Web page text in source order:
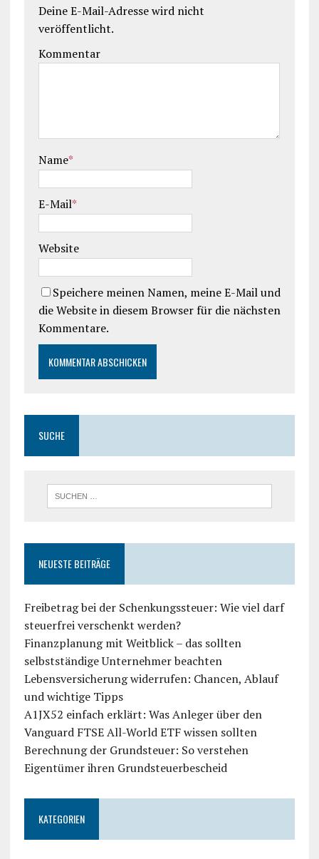
Deine E-Mail-Adresse wird nicht
veröffentlicht.
Kommentar
Name*
E-Mail*
Website
Speichere meinen Namen, meine E-Mail und
die Website in diesem Browser für die nächsten
Kommentare.
SUCHE
NEUESTE BEITRÄGE
Freibetrag bei der Schenkungssteuer: Wie viel darf
steuerfrei verschenkt werden?
Finanzplanung mit Weitblick – das sollten
selbstständige Unternehmer beachten
Lebensversicherung widerrufen: Chancen, Ablauf
und wichtige Tipps
A1JX52 einfach erklärt: Was Anleger über den
Vanguard FTSE All-World ETF wissen sollten
Berechnung der Grundsteuer: So verstehen
Eigentümer ihren Grundsteuerbescheid
KATEGORIEN